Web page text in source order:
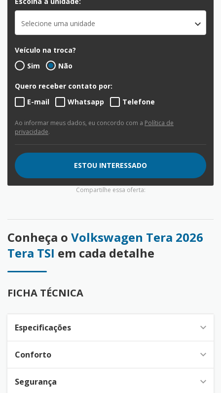
Selecione uma unidade
Veículo na troca?
Sim
Não
Quero receber contato por:
E-mail
Whatsapp Telefone
Ao informar meus dados, eu concordo com a Política de
privacidade.
ESTOU INTERESSADO
Compartilhe essa oferta:
Conheça o Volkswagen Tera 2026
Tera TSI em cada detalhe
FICHA TÉCNICA
Especificações
Conforto
Segurança